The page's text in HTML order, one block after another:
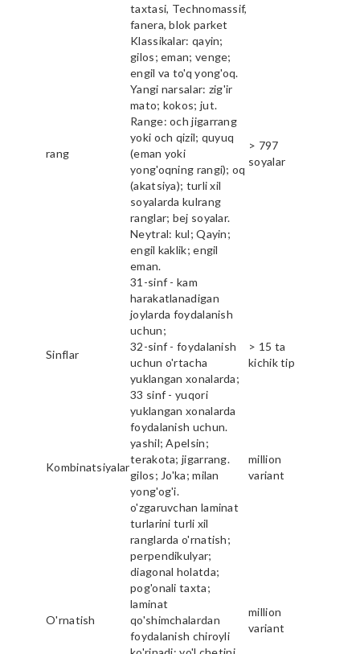
taxtasi, Technomassif,
fanera, blok parket
rang
Klassikalar: qayin;
gilos; eman; venge;
engil va to'q yong'oq.
Yangi narsalar: zig'ir
mato; kokos; jut.
Range: och jigarrang
yoki och qizil; quyuq
(eman yoki
yong'oqning rangi); oq
(akatsiya); turli xil
soyalarda kulrang
ranglar; bej soyalar.
Neytral: kul; Qayin;
engil kaklik; engil
eman.
> 797
soyalar
Sinflar
31-sinf - kam
harakatlanadigan
joylarda foydalanish
uchun;
32-sinf - foydalanish
uchun o'rtacha
yuklangan xonalarda;
33 sinf - yuqori
yuklangan xonalarda
foydalanish uchun.
> 15 ta
kichik tip
Kombinatsiyalar
yashil; Apelsin;
terakota; jigarrang.
gilos; Jo'ka; milan
yong'og'i.
million
variant
O'rnatish
o'zgaruvchan laminat
turlarini turli xil
ranglarda o'rnatish;
perpendikulyar;
diagonal holatda;
pog'onali taxta;
laminat
qo'shimchalardan
foydalanish chiroyli
million
variant